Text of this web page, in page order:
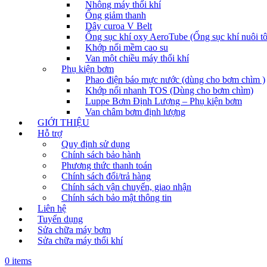
Nhông máy thổi khí
Ống giảm thanh
Dây curoa V Belt
Ống sục khí oxy AeroTube (Ống sục khí nuôi
Khớp nối mềm cao su
Van một chiều máy thổi khí
Phụ kiện bơm
Phao điện báo mực nước (dùng cho bơm chìm )
Khớp nối nhanh TOS (Dùng cho bơm chìm)
Luppe Bơm Định Lượng – Phụ kiện bơm
Van châm bơm định lượng
GIỚI THIỆU
Hỗ trợ
Quy định sử dụng
Chính sách bảo hành
Phương thức thanh toán
Chính sách đổi/trả hàng
Chính sách vận chuyển, giao nhận
Chính sách bảo mật thông tin
Liên hệ
Tuyển dụng
Sửa chữa máy bơm
Sửa chữa máy thổi khí
0 items